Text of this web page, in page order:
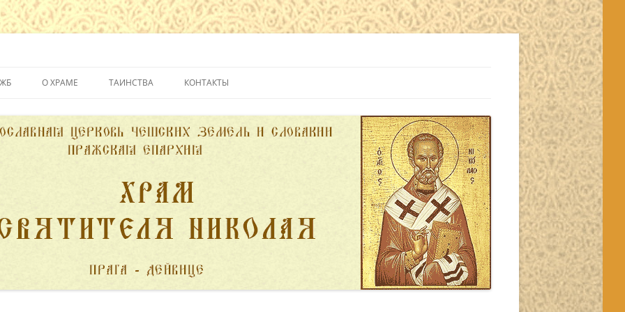
О ХРАМЕ
ДУХОВЕНСТВО
ТАИНСТВА
ВЕНЧАНИЕ
КОНТАКТЫ